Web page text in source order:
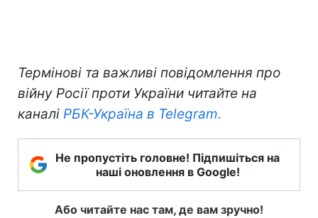
Термінові та важливі повідомлення про
війну Росії проти України читайте на
каналі РБК-Україна в Telegram.
Не пропустіть головне! Підпишіться на
наші оновлення в Google!
Або читайте нас там, де вам зручно!